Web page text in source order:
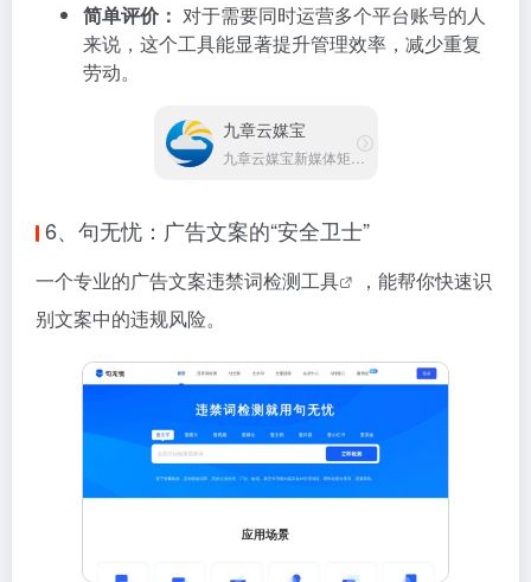
简单评价： 对于需要同时运营多个平台账号的人
来说，这个工具能显著提升管理效率，减少重复
劳动。
九章云媒宝
九章云媒宝新媒体矩阵管理工具
6、句无忧：广告文案的“安全卫士”
一个专业的广告文案违禁词检测工具
，能帮你快速识
别文案中的违规风险。